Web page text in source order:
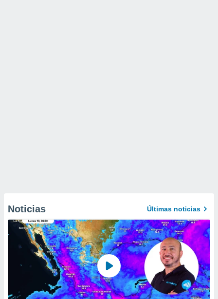
Noticias Últimas noticias